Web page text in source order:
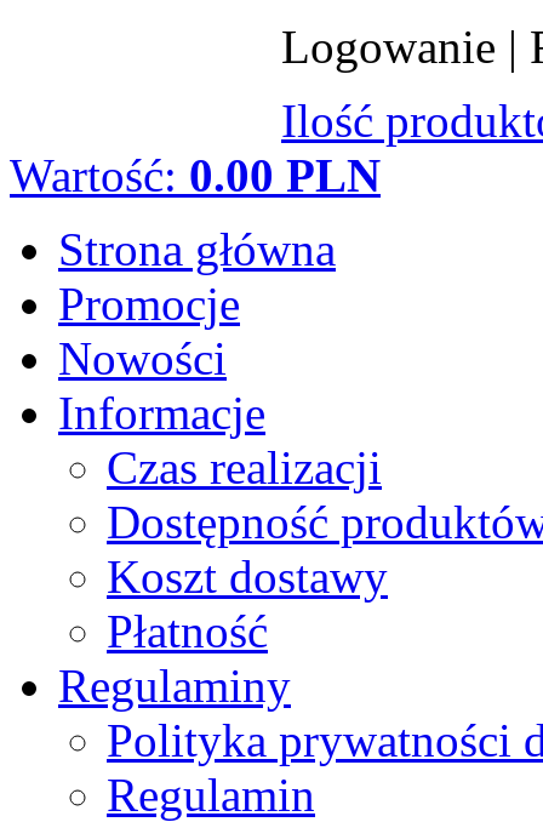
Logowanie |
Ilość
Wartość: 0.00 PLN
Strona główna
Promocje
Nowości
Informacje
Czas realizacji
Dostępność
Koszt dostawy
Płatność
Regulaminy
Polityka prywatności
Regulamin